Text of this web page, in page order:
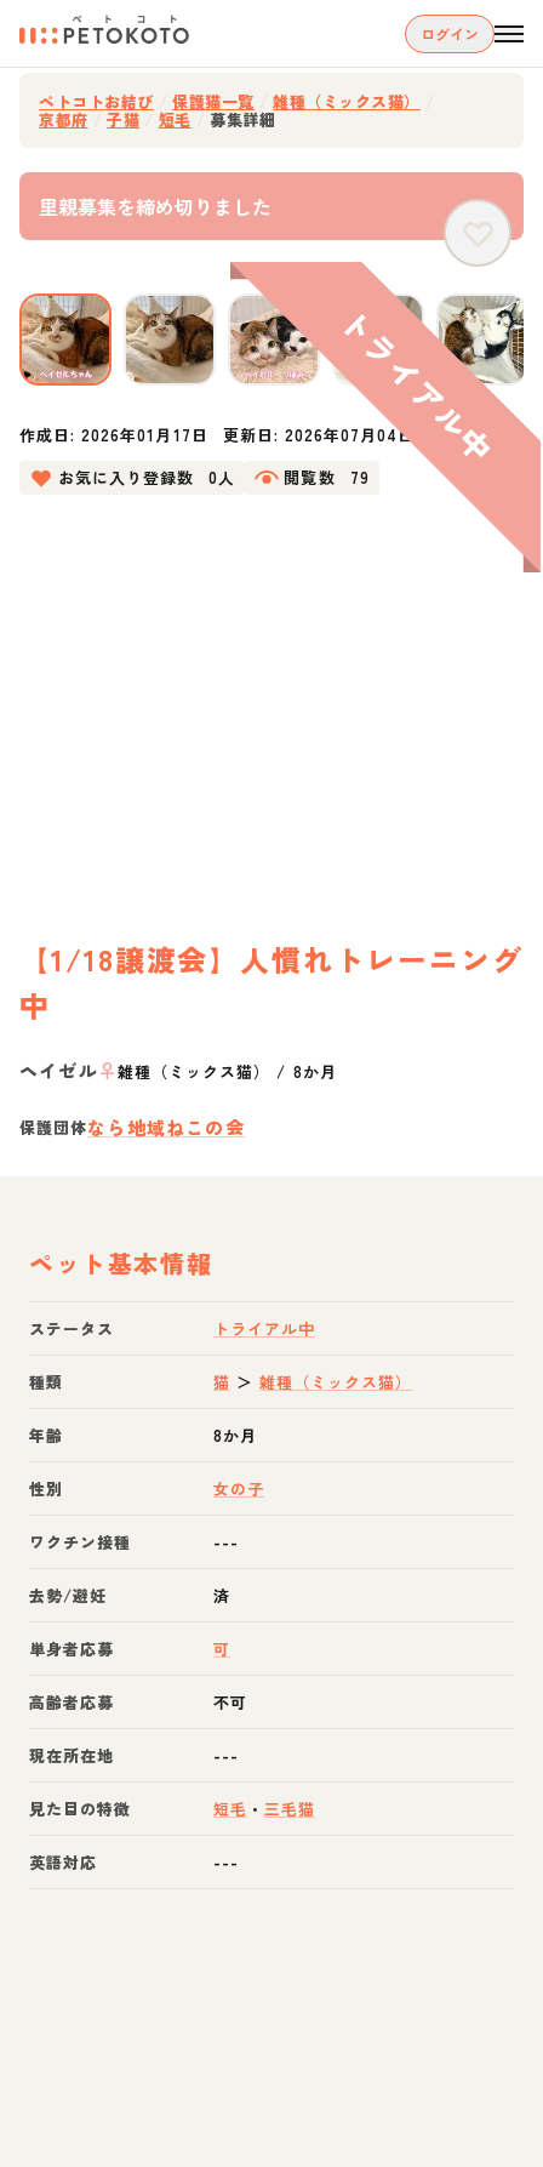
ログイン
ペトコトお結び 保護猫一覧 雑種（ミックス猫）
京都府 子猫 短毛 募集詳細
里親募集を締め切りました
作成日:2026年01月17日 更新日: 2026年07月04日
お気に入り登録数
0人 閲覧数 79
【1/18譲渡会】人慣れトレーニング
中
ヘイゼル♀雑種（ミックス猫） / 8か月
保護団体なら地域ねこの会
ペット基本情報
ステータス トライアル中
種類 猫 ＞雑種（ミックス猫）
年齢 8か月
性別 女の子
ワクチン接種 ---
去勢/避妊 済
単身者応募 可
高齢者応募 不可
現在所在地 ---
見た目の特徴 短毛 ・三毛猫
英語対応 ---